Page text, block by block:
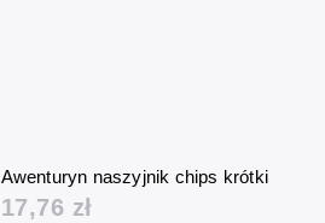
Awenturyn naszyjnik chips krótki
17,76 zł